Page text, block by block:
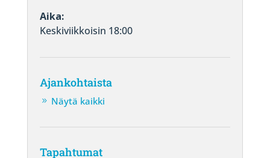
Aika:
Keskiviikkoisin 18:00
Ajankohtaista
Näytä kaikki
Tapahtumat